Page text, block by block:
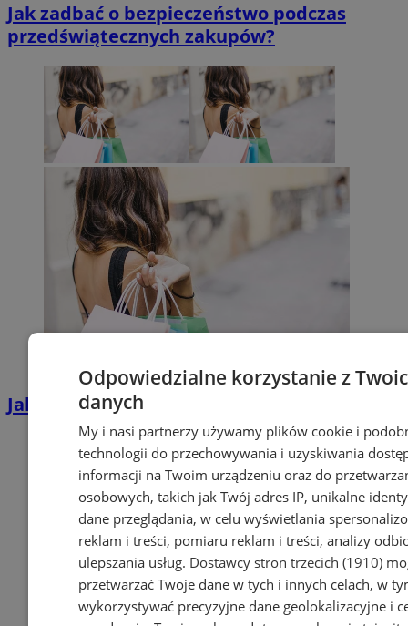
Jak zadbać o bezpieczeństwo podczas
przedświątecznych zakupów?
Jak oszczędzać na zakupach?
Odpowiedzialne korzystanie z
danych
My i nasi partnerzy używamy plików cookie i
technologii do przechowywania i uzyskiwania
informacji na Twoim urządzeniu oraz do
osobowych, takich jak Twój adres IP, unikalne
dane przeglądania, w celu wyświetlania
reklam i treści, pomiaru reklam i treści, analizy
ulepszania usług. Dostawcy stron trzecich (1910)
przetwarzać Twoje dane w tych i innych celach, w
wykorzystywać precyzyjne dane geolokalizacyjne i